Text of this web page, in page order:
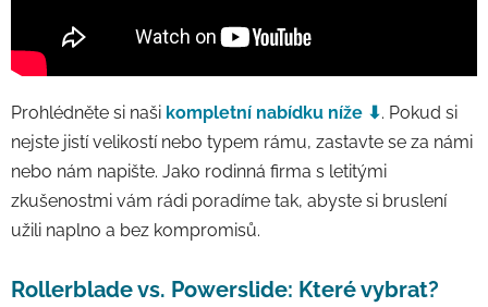
Prohlédněte si naši kompletní nabídku níže ⬇. Pokud si
nejste jistí velikostí nebo typem rámu, zastavte se za námi
nebo nám napište. Jako rodinná firma s letitými
zkušenostmi vám rádi poradíme tak, abyste si bruslení
užili naplno a bez kompromisů.
Rollerblade vs. Powerslide: Které vybrat?